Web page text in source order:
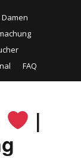
FAQ
|